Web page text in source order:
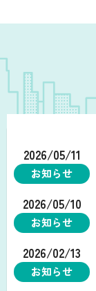
2026/05/11
お知らせ
2026/05/10
お知らせ
2026/02/13
お知らせ